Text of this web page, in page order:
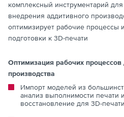
комплексный инструментарий
внедрения аддитивного
оптимизирует рабочие процессы
подготовки к 3D-печати
Оптимизация рабочих процессов
производства
Импорт моделей из
анализ выполнимости печати
восстановление для 3D-